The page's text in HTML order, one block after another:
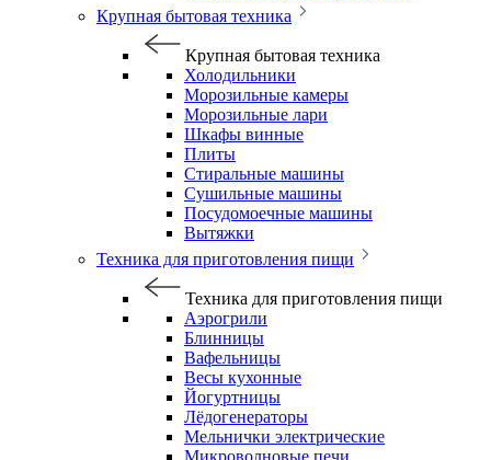
Крупная бытовая техника
Крупная бытовая техника
Холодильники
Морозильные камеры
Морозильные лари
Шкафы винные
Плиты
Стиральные машины
Сушильные машины
Посудомоечные машины
Вытяжки
Техника для приготовления пищи
Техника для приготовления пищи
Аэрогрили
Блинницы
Вафельницы
Весы кухонные
Йогуртницы
Лёдогенераторы
Мельнички электрические
Микроволновые печи